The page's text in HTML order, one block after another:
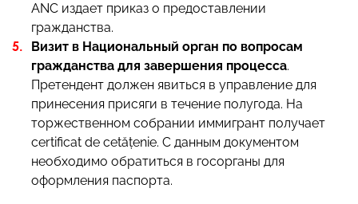
ANC издает приказ о предоставлении
гражданства.
Визит в Национальный орган по вопросам
гражданства для завершения процесса.
Претендент должен явиться в управление для
принесения присяги в течение полугода. На
торжественном собрании иммигрант получает
certificat de cetățenie. С данным документом
необходимо обратиться в госорганы для
оформления паспорта.